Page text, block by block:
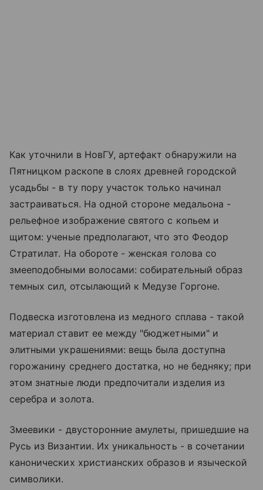
Как уточнили в НовГУ, артефакт обнаружили на
Пятницком раскопе в слоях древней городской
усадьбы - в ту пору участок только начинал
застраиваться. На одной стороне медальона -
рельефное изображение святого с копьем и
щитом: ученые предполагают, что это Феодор
Стратилат. На обороте - женская голова со
змееподобными волосами: собирательный образ
темных сил, отсылающий к Медузе Горгоне.
Подвеска изготовлена из медного сплава - такой
материал ставит ее между "бюджетными" и
элитными украшениями: вещь была доступна
горожанину среднего достатка, но не бедняку; при
этом знатные люди предпочитали изделия из
серебра и золота.
Змеевики - двусторонние амулеты, пришедшие на
Русь из Византии. Их уникальность - в сочетании
канонических христианских образов и языческой
символики.